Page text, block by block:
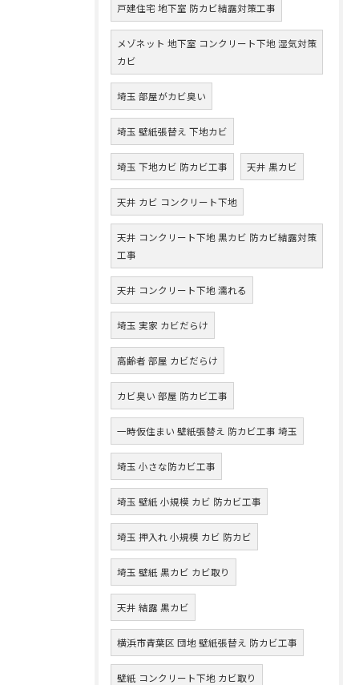
戸建住宅 地下室 防カビ結露対策工事
メゾネット 地下室 コンクリート下地 湿気対策
カビ
埼玉 部屋がカビ臭い
埼玉 壁紙張替え 下地カビ
埼玉 下地カビ 防カビ工事 天井 黒カビ
天井 カビ コンクリート下地
天井 コンクリート下地 黒カビ 防カビ結露対策
工事
天井 コンクリート下地 濡れる
埼玉 実家 カビだらけ
高齢者 部屋 カビだらけ
カビ臭い 部屋 防カビ工事
一時仮住まい 壁紙張替え 防カビ工事 埼玉
埼玉 小さな防カビ工事
埼玉 壁紙 小規模 カビ 防カビ工事
埼玉 押入れ 小規模 カビ 防カビ
埼玉 壁紙 黒カビ カビ取り
天井 結露 黒カビ
横浜市青葉区 団地 壁紙張替え 防カビ工事
壁紙 コンクリート下地 カビ取り